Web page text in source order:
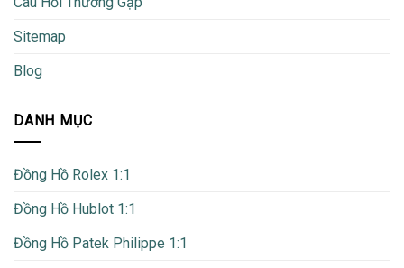
Sitemap
Blog
DANH MỤC
Đồng Hồ Rolex 1:1
Đồng Hồ Hublot 1:1
Đồng Hồ Patek Philippe 1:1